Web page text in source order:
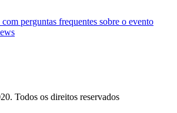
perguntas frequentes sobre o evento
Todos os direitos reservados